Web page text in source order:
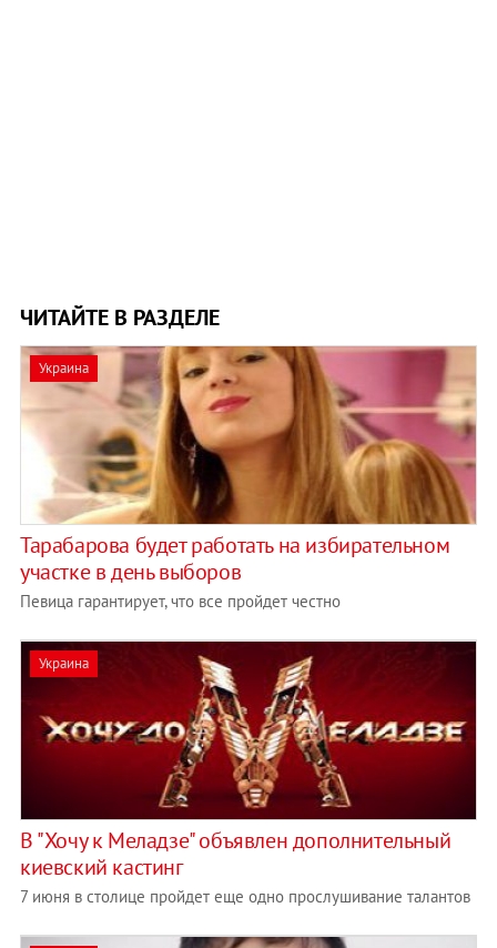
ЧИТАЙТЕ В РАЗДЕЛЕ
Украина
Тарабарова будет работать на избирательном
участке в день выборов
Певица гарантирует, что все пройдет честно
Украина
В "Хочу к Меладзе" объявлен дополнительный
киевский кастинг
7 июня в столице пройдет еще одно прослушивание талантов